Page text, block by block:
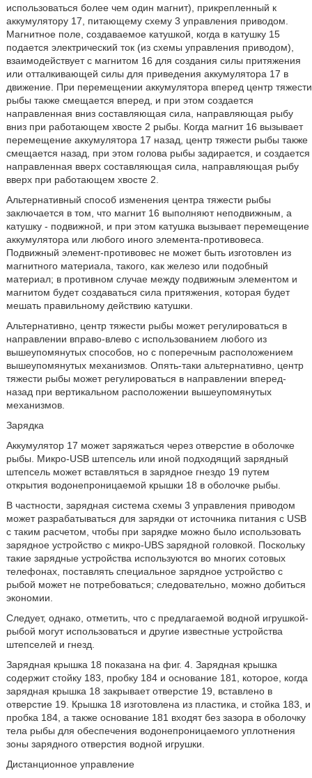
использоваться более чем один магнит), прикрепленный к
аккумулятору 17, питающему схему 3 управления приводом.
Магнитное поле, создаваемое катушкой, когда в катушку 15
подается электрический ток (из схемы управления приводом),
взаимодействует с магнитом 16 для создания силы притяжения
или отталкивающей силы для приведения аккумулятора 17 в
движение. При перемещении аккумулятора вперед центр тяжести
рыбы также смещается вперед, и при этом создается
направленная вниз составляющая сила, направляющая рыбу
вниз при работающем хвосте 2 рыбы. Когда магнит 16 вызывает
перемещение аккумулятора 17 назад, центр тяжести рыбы также
смещается назад, при этом голова рыбы задирается, и создается
направленная вверх составляющая сила, направляющая рыбу
вверх при работающем хвосте 2.
Альтернативный способ изменения центра тяжести рыбы
заключается в том, что магнит 16 выполняют неподвижным, а
катушку - подвижной, и при этом катушка вызывает перемещение
аккумулятора или любого иного элемента-противовеса.
Подвижный элемент-противовес не может быть изготовлен из
магнитного материала, такого, как железо или подобный
материал; в противном случае между подвижным элементом и
магнитом будет создаваться сила притяжения, которая будет
мешать правильному действию катушки.
Альтернативно, центр тяжести рыбы может регулироваться в
направлении вправо-влево с использованием любого из
вышеупомянутых способов, но с поперечным расположением
вышеупомянутых механизмов. Опять-таки альтернативно, центр
тяжести рыбы может регулироваться в направлении вперед-
назад при вертикальном расположении вышеупомянутых
механизмов.
Зарядка
Аккумулятор 17 может заряжаться через отверстие в оболочке
рыбы. Микро-USB штепсель или иной подходящий зарядный
штепсель может вставляться в зарядное гнездо 19 путем
открытия водонепроницаемой крышки 18 в оболочке рыбы.
В частности, зарядная система схемы 3 управления приводом
может разрабатываться для зарядки от источника питания с USB
с таким расчетом, чтобы при зарядке можно было использовать
зарядное устройство с микро-UBS зарядной головкой. Поскольку
такие зарядные устройства используются во многих сотовых
телефонах, поставлять специальное зарядное устройство с
рыбой может не потребоваться; следовательно, можно добиться
экономии.
Следует, однако, отметить, что с предлагаемой водной игрушкой-
рыбой могут использоваться и другие известные устройства
штепселей и гнезд.
Зарядная крышка 18 показана на фиг. 4. Зарядная крышка
содержит стойку 183, пробку 184 и основание 181, которое, когда
зарядная крышка 18 закрывает отверстие 19, вставлено в
отверстие 19. Крышка 18 изготовлена из пластика, и стойка 183, и
пробка 184, а также основание 181 входят без зазора в оболочку
тела рыбы для обеспечения водонепроницаемого уплотнения
зоны зарядного отверстия водной игрушки.
Дистанционное управление